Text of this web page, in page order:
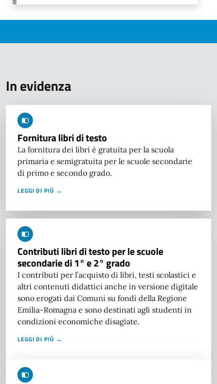
In evidenza
Fornitura libri di testo
La fornitura dei libri è gratuita per la scuola
primaria e semigratuita per le scuole secondarie
di primo e secondo grado.
LEGGI DI PIÙ →
Contributi libri di testo per le scuole
secondarie di 1° e 2° grado
I contributi per l’acquisto di libri, testi scolastici e
altri contenuti didattici anche in versione digitale
sono erogati dai Comuni su fondi della Regione
Emilia-Romagna e sono destinati agli studenti in
condizioni economiche disagiate.
LEGGI DI PIÙ →